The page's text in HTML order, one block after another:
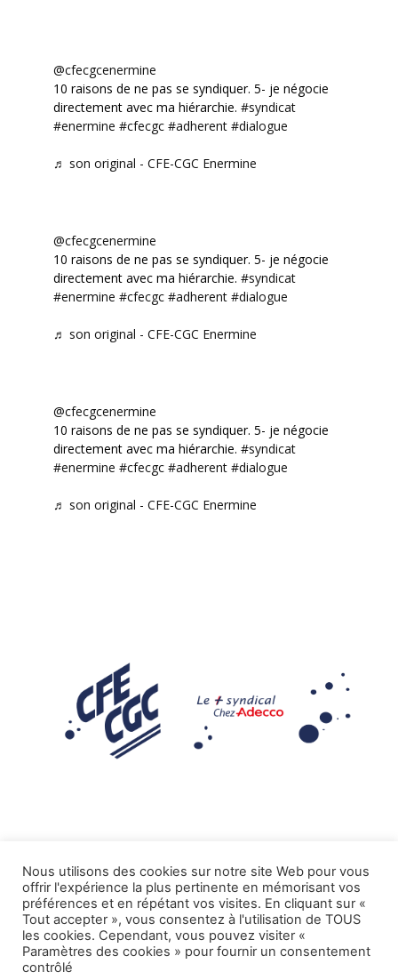
@cfecgcenermine
10 raisons de ne pas se syndiquer. 5- je négocie
directement avec ma hiérarchie. #syndicat
#enermine #cfecgc #adherent #dialogue
♬ son original - CFE-CGC Enermine
@cfecgcenermine
10 raisons de ne pas se syndiquer. 5- je négocie
directement avec ma hiérarchie. #syndicat
#enermine #cfecgc #adherent #dialogue
♬ son original - CFE-CGC Enermine
@cfecgcenermine
10 raisons de ne pas se syndiquer. 5- je négocie
directement avec ma hiérarchie. #syndicat
#enermine #cfecgc #adherent #dialogue
♬ son original - CFE-CGC Enermine
Mentions légales
Tous droits réservés CFE-CGC ADECCO.
Nous utilisons des cookies sur notre site Web pour vous
offrir l'expérience la plus pertinente en mémorisant vos
préférences et en répétant vos visites. En cliquant sur «
Tout accepter », vous consentez à l'utilisation de TOUS
les cookies. Cependant, vous pouvez visiter «
Paramètres des cookies » pour fournir un consentement
contrôlé